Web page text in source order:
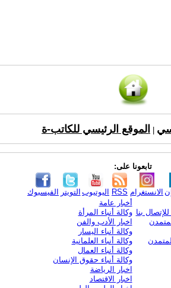
الموقع الرئيسي للكاتب-ة
تابعونا على:
الفيسبوك التويتر اليوتيوب RSS الانستغرام
بنا
أخبار عامة
وكالة أنباء المرأة
اخبار الأدب والفن
وكالة أنباء اليسار
وكالة أنباء العلمانية
وكالة أنباء العمال
وكالة أنباء حقوق الإنسان
اخبار الرياضة
اخبار الاقتصاد